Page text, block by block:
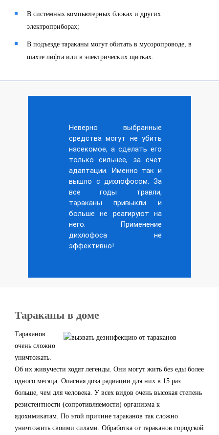
В системных компьютерных блоках и других
электроприборах;
В подъезде тараканы могут обитать в мусоропроводе, в
шахте лифта или в электрических щитках.
Неверно выбранные
средства могут не убить
насекомое, а сделать его
только сильнее, за счет
адаптации. Именно так и
вышло с дихлофосом. За
все годы травли,
тараканы привыкли и
больше не реагируют на
него. Применение
дихлофоса не
эффективно!
Тараканы в доме
Тараканов
очень сложно
уничтожать.
Об их живучести ходят легенды. Они могут жить без еды более
одного месяца. Опасная доза радиации для них в 15 раз
больше, чем для человека. У всех видов очень высокая степень
резистентности (сопротивляемости) организма к
ядохимикатам. По этой причине тараканов так сложно
уничтожить своими силами. Обработка от тараканов городской